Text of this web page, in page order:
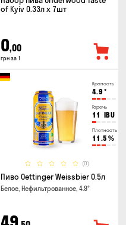
of Kyiv 0.33л x 7шт
0,00
грн за 1
Крепость
4.9 °
Горечь
11 IBU
Плотность
11.5 %
(0)
Пиво Oettinger Weissbier 0.5л
Белое, Нефильтрованное, 4.9°